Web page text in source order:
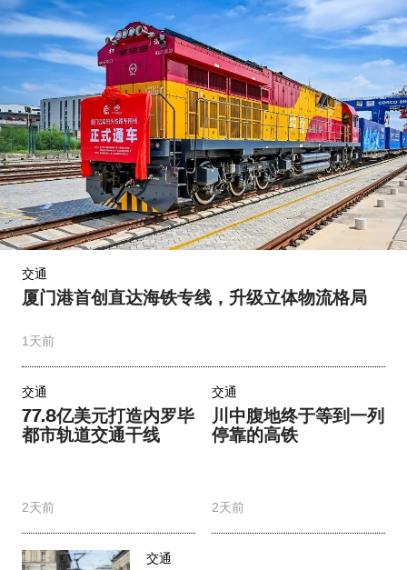
交通
厦门港首创直达海铁专线，升级立体物流格局
1天前
交通
77.8亿美元打造内罗毕
都市轨道交通干线
2天前
交通
川中腹地终于等到一列
停靠的高铁
2天前
交通